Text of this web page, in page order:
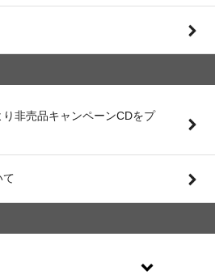
非売品キャンペーンCDをプ
て